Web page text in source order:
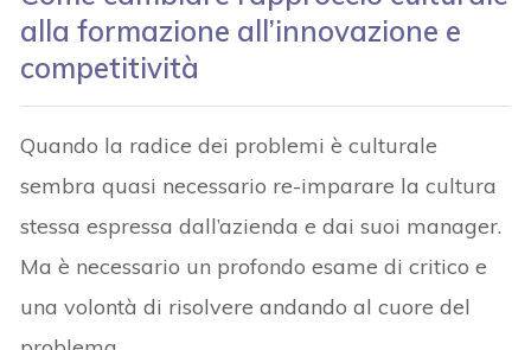
alla formazione all’innovazione e
competitività
Quando la radice dei problemi è culturale
sembra quasi necessario re-imparare la cultura
stessa espressa dall’azienda e dai suoi manager.
Ma è necessario un profondo esame di critico e
una volontà di risolvere andando al cuore del